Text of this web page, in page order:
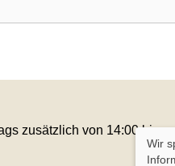
zusätzlich von 14:00 bis
Wir